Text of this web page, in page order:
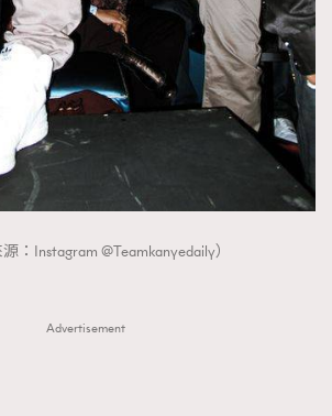
源：Instagram @Teamkanyedaily）
Advertisement